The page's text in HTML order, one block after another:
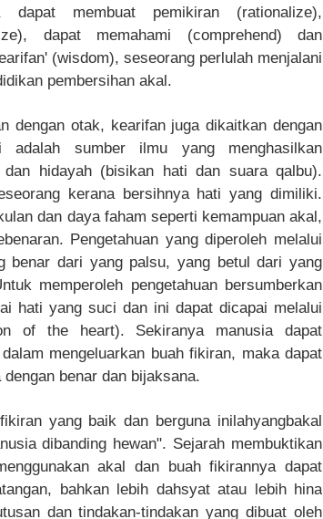
dapat membuat pemikiran (rationalize),
dapat memahami (comprehend) dan
(wisdom), seseorang perlulah menjalani
pembersihan akal.
dengan otak, kearifan juga dikaitkan dengan
sumber ilmu yang menghasilkan
hidayah (bisikan hati dan suara qalbu).
kerana bersihnya hati yang dimiliki.
dan daya faham seperti kemampuan akal,
Pengetahuan yang diperoleh melalui
benar dari yang palsu, yang betul dari yang
memperoleh pengetahuan bersumberkan
hati yang suci dan ini dapat dicapai melalui
of the heart). Sekiranya manusia dapat
mengeluarkan buah fikiran, maka dapat
benar dan bijaksana.
yang baik dan berguna inilahyangbakal
dibanding hewan". Sejarah membuktikan
akal dan buah fikirannya dapat
bahkan lebih dahsyat atau lebih hina
dan tindakan-tindakan yang dibuat oleh